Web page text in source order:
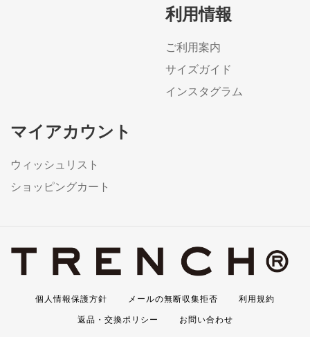
利用情報
ご利用案内
サイズガイド
インスタグラム
マイアカウント
ウィッシュリスト
ショッピングカート
個人情報保護方針 メールの無断収集拒否 利用規約
返品・交換ポリシー お問い合わせ